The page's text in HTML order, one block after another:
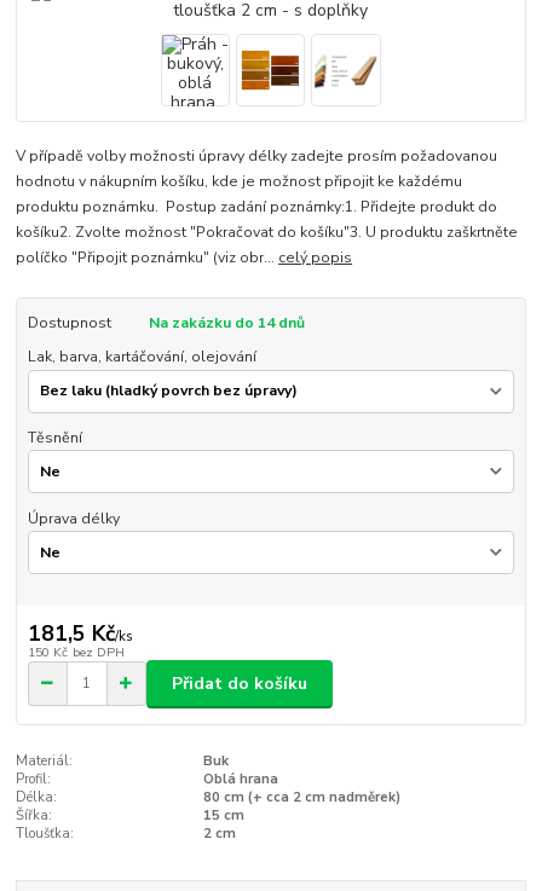
V případě volby možnosti úpravy délky zadejte prosím požadovanou
hodnotu v nákupním košíku, kde je možnost připojit ke každému
produktu poznámku. Postup zadání poznámky:1. Přidejte produkt do
košíku2. Zvolte možnost "Pokračovat do košíku"3. U produktu zaškrtněte
políčko "Připojit poznámku" (viz obr... celý popis
Dostupnost
Na zakázku do 14 dnů
Lak, barva, kartáčování, olejování
Těsnění
Úprava délky
181,5 Kč/ks
150 Kč bez DPH
Přidat do košíku
Materiál:
Buk
Profil:
Oblá hrana
Délka:
80 cm (+ cca 2 cm nadměrek)
Šířka:
15 cm
Tloušťka:
2 cm